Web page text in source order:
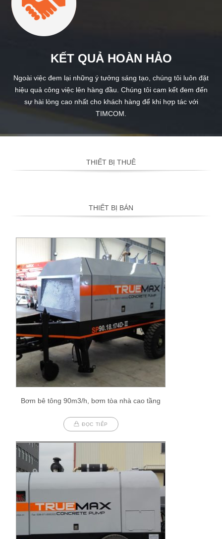
KẾT QUẢ HOÀN HẢO
Ngoài việc đem lại những ý tưởng sáng tạo, chúng tôi luôn đặt
hiệu quả công việc lên hàng đầu. Chúng tôi cam kết đem đến
sự hài lòng cao nhất cho khách hàng để khi hợp tác với
TIMCOM.
THIẾT BỊ THUÊ
THIẾT BỊ BÁN
Bơm bê tông 90m3/h, bơm tòa nhà cao tầng
ĐỌC TIẾP